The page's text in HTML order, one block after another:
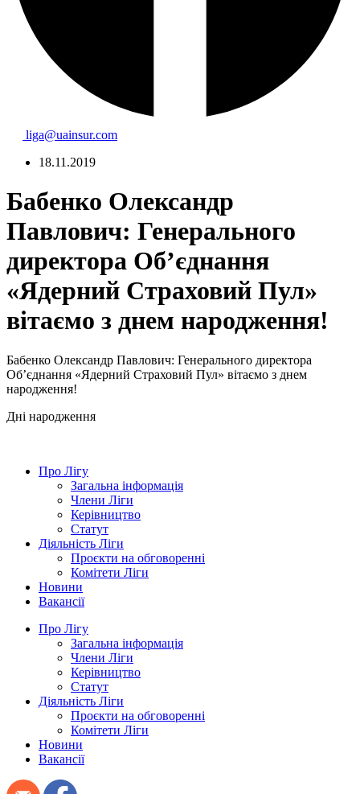
liga@uainsur.com
18.11.2019
Бабенко Олександр
Павлович: Генерального
директора Об’єднання
«Ядерний Страховий Пул»
вітаємо з днем народження!
Бабенко Олександр Павлович: Генерального директора
Об’єднання «Ядерний Страховий Пул» вітаємо з днем
народження!
Дні народження
Про Лігу
Загальна інформація
Члени Ліги
Керівництво
Статут
Діяльність Ліги
Проєкти на обговоренні
Комітети Ліги
Новини
Вакансії
Про Лігу
Загальна інформація
Члени Ліги
Керівництво
Статут
Діяльність Ліги
Проєкти на обговоренні
Комітети Ліги
Новини
Вакансії